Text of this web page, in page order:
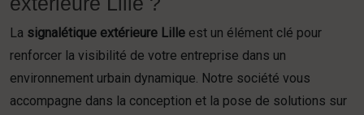
La signalétique extérieure Lille est un élément clé pour
renforcer la visibilité de votre entreprise dans un
environnement urbain dynamique. Notre société vous
accompagne dans la conception et la pose de solutions sur